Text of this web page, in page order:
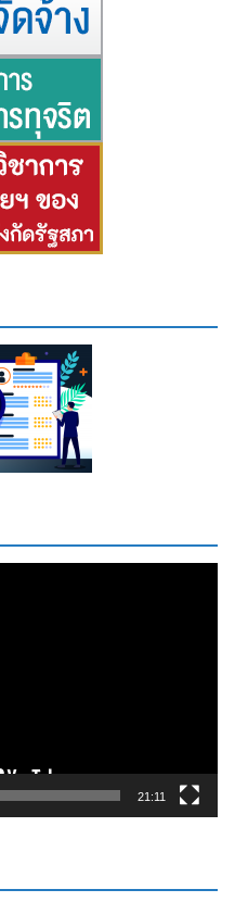
21:11